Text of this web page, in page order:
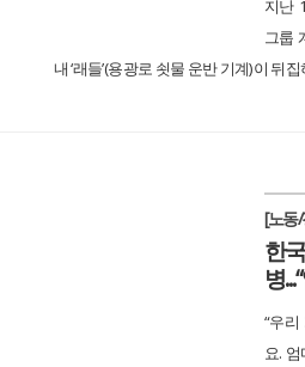
지난
그룹
내 ‘래들’(용광로 쇳물 운반 기계)이 뒤
[노동
한
병
“우
요.